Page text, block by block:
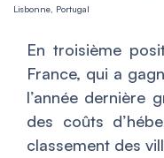
Lisbonne, Portugal
En troisième
France, qui a
l’année dernière
des coûts
classement des